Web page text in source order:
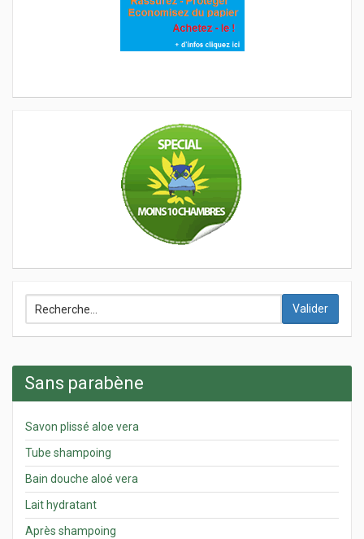
Valider
Sans parabène
Savon plissé aloe vera
Tube shampoing
Bain douche aloé vera
Lait hydratant
Après shampoing